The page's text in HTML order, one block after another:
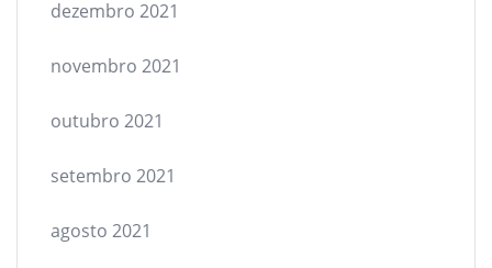
dezembro 2021
novembro 2021
outubro 2021
setembro 2021
agosto 2021